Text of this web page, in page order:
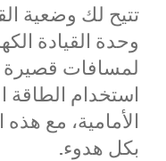
تتيح لك وضعية
وحدة القيادة
لمسافات
استخدام الطاقة
الأمامية، مع
بكل هدوء.